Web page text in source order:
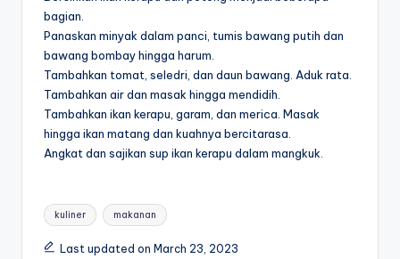
bagian.
Panaskan minyak dalam panci, tumis bawang putih dan
bawang bombay hingga harum.
Tambahkan tomat, seledri, dan daun bawang. Aduk rata.
Tambahkan air dan masak hingga mendidih.
Tambahkan ikan kerapu, garam, dan merica. Masak
hingga ikan matang dan kuahnya bercitarasa.
Angkat dan sajikan sup ikan kerapu dalam mangkuk.
Tags:
kuliner makanan
Last updated on March 23, 2023